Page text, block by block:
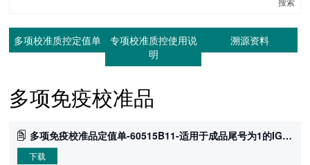
多项校准质控定值单
专项校准质控使用说
明
溯源资料
多项免疫校准品
多项免疫校准品定值单-60515B11-适用于成品尾号为1的IGA试剂
下载